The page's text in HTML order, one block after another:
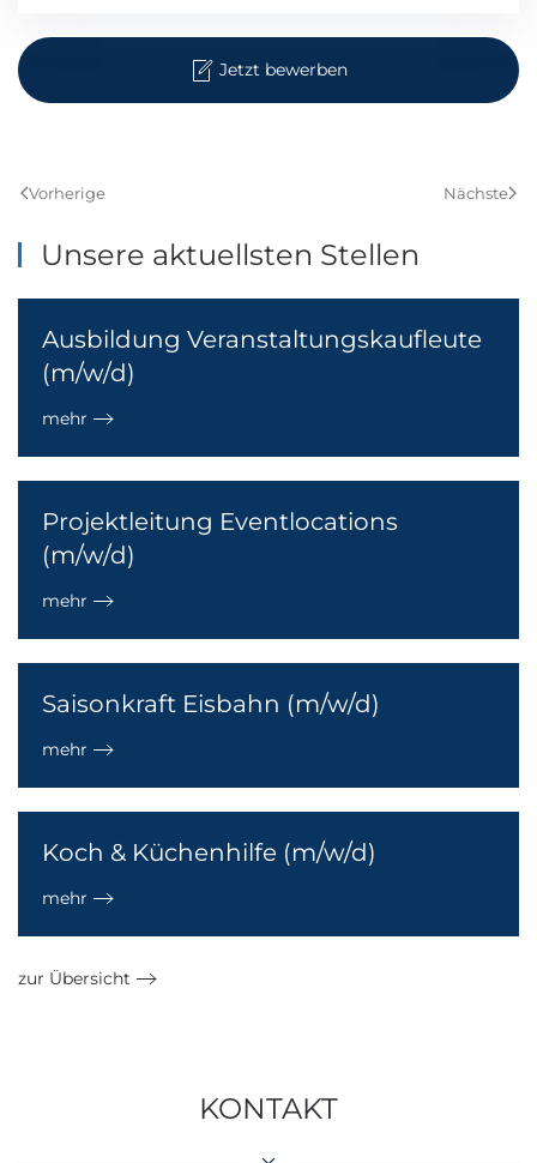
Jetzt bewerben
Vorherige Nächste
Unsere aktuellsten Stellen
Ausbildung Veranstaltungskaufleute
(m/w/d)
mehr
Projektleitung Eventlocations
(m/w/d)
mehr
Saisonkraft Eisbahn (m/w/d)
mehr
Koch & Küchenhilfe (m/w/d)
mehr
zur Übersicht
KONTAKT